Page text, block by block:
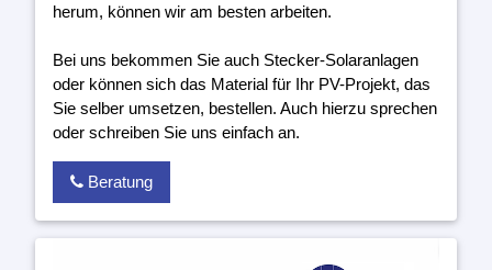
herum, können wir am besten arbeiten.
Bei uns bekommen Sie auch Stecker-Solaranlagen
oder können sich das Material für Ihr PV-Projekt, das
Sie selber umsetzen, bestellen. Auch hierzu sprechen
oder schreiben Sie uns einfach an.
Beratung